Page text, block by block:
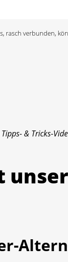
rasch verbunden,
& Tricks-